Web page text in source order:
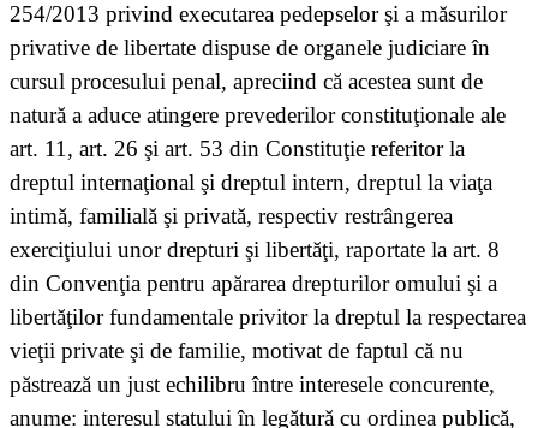
254/2013 privind executarea pedepselor şi a măsurilor
privative de libertate dispuse de organele judiciare în
cursul procesului penal, apreciind că acestea sunt de
natură a aduce atingere prevederilor constituţionale ale
art. 11, art. 26 şi art. 53 din Constituţie referitor la
dreptul internaţional şi dreptul intern, dreptul la viaţa
intimă, familială şi privată, respectiv restrângerea
exerciţiului unor drepturi şi libertăţi, raportate la art. 8
din Convenţia pentru apărarea drepturilor omului şi a
libertăţilor fundamentale privitor la dreptul la respectarea
vieţii private şi de familie, motivat de faptul că nu
păstrează un just echilibru între interesele concurente,
anume: interesul statului în legătură cu ordinea publică,